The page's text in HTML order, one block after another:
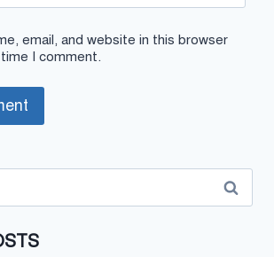
email, and website in this browser
I comment.